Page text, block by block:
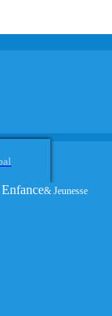
Enfance& Jeunesse